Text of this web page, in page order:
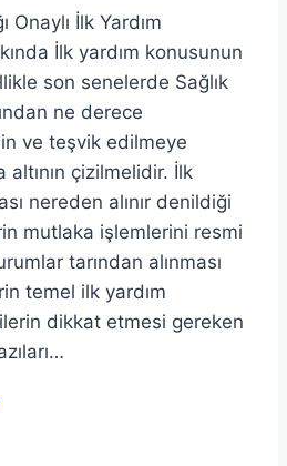
Onaylı İlk Yardım
İlk yardım konusunun
son senelerde Sağlık
ne derece
ve teşvik edilmeye
altının çizilmelidir. İlk
nereden alınır denildiği
mutlaka işlemlerini resmi
tarından alınması
temel ilk yardım
dikkat etmesi gereken